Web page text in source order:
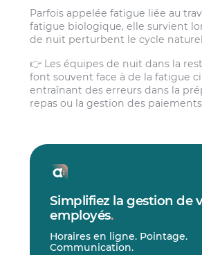
Parfois appelée fatigue liée au
fatigue biologique, elle survient
de nuit perturbent le cycle
👉 Les équipes de nuit dans la
font souvent face à de la fatigue
entraînant des erreurs dans la
repas ou la gestion des
Simplifiez la gestion de
employés.
Horaires en ligne. Pointage.
Communication.